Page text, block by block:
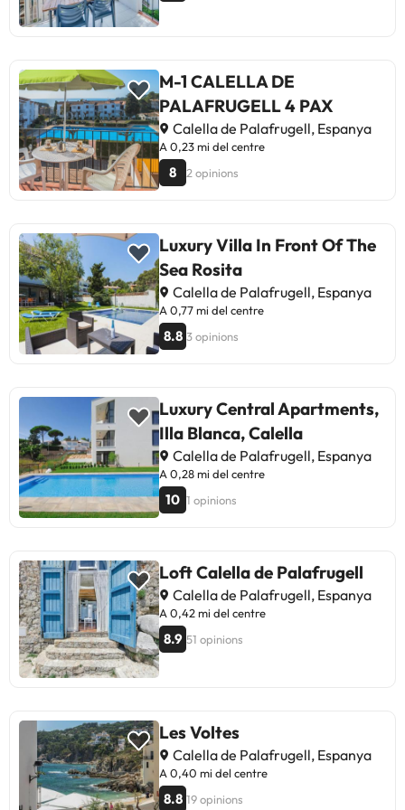
l'hotel.
M-1 CALELLA DE
PALAFRUGELL 4 PAX
Calella de Palafrugell, Espanya
A 0,23 mi del centre
8 2 opinions
Luxury Villa In Front Of The
Sea Rosita
Calella de Palafrugell, Espanya
A 0,77 mi del centre
8.8 3 opinions
Luxury Central Apartments,
Illa Blanca, Calella
Calella de Palafrugell, Espanya
A 0,28 mi del centre
10 1 opinions
Loft Calella de Palafrugell
Calella de Palafrugell, Espanya
A 0,42 mi del centre
8.9 51 opinions
Les Voltes
Calella de Palafrugell, Espanya
A 0,40 mi del centre
8.8 19 opinions